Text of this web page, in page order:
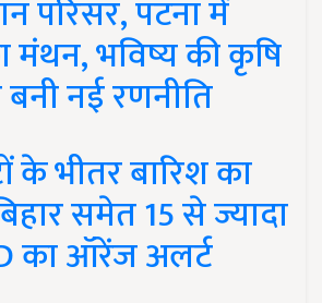
परिसर, पटना में
मंथन, भविष्य की कृषि
नई रणनीति
के भीतर बारिश का
समेत 15 से ज्यादा
का ऑरेंज अलर्ट